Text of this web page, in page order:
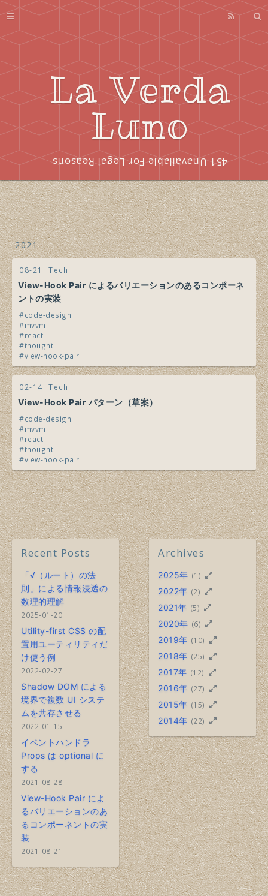
La Verda
Luno
451 Unavailable For Legal Reasons
2021
08-21 Tech
View-Hook Pair によるバリエーションのあるコンポーネ
ントの実装
code-design
mvvm
react
thought
view-hook-pair
02-14 Tech
View-Hook Pair パターン（草案）
code-design
mvvm
react
thought
view-hook-pair
Recent Posts
「√（ルート）の法
則」による情報浸透の
数理的理解
2025-01-20
Utility-first CSS の配
置用ユーティリティだ
け使う例
2022-02-27
Shadow DOM による
境界で複数 UI システ
ムを共存させる
2022-01-15
イベントハンドラ
Props は optional に
する
2021-08-28
View-Hook Pair によ
るバリエーションのあ
るコンポーネントの実
装
2021-08-21
Archives
2025年 (1)
2022年 (2)
2021年 (5)
2020年 (6)
2019年 (10)
2018年 (25)
2017年 (12)
2016年 (27)
2015年 (15)
2014年 (22)
Profile
About
Series
Index